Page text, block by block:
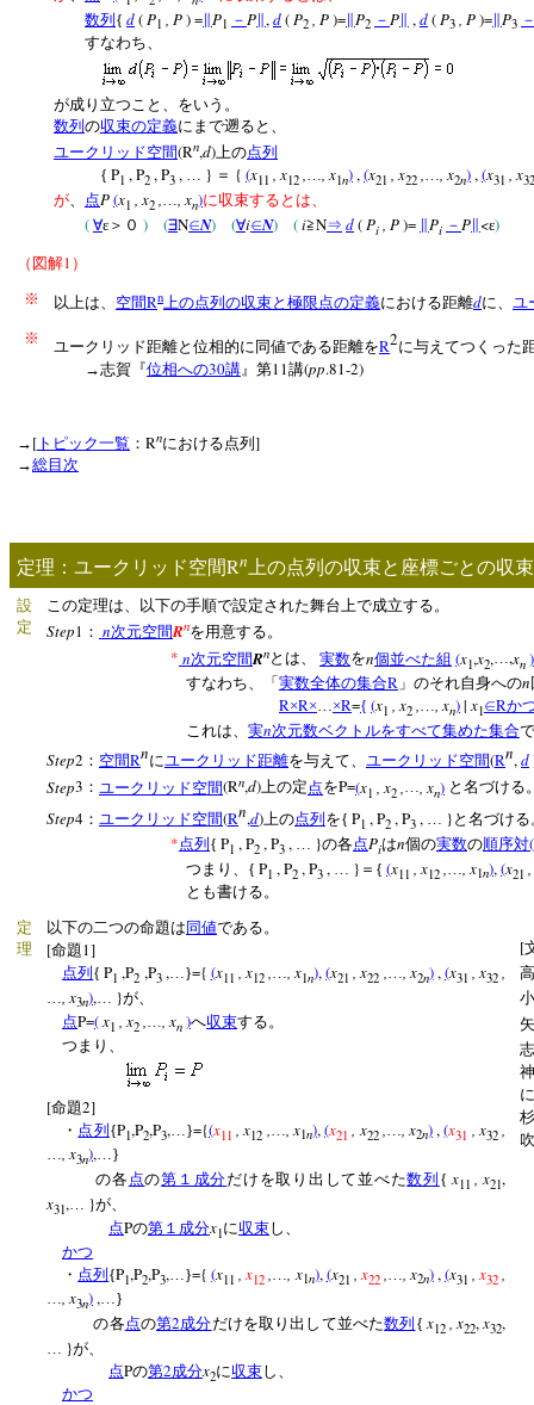
数列{ d( P1 , P) =∥ P1 － P∥ , d( P2 , P)=∥ P2 － P∥ , d( P3 , P)=∥ P3
すなわち、
が成り立つこと、をいう。
数列 の収束の定義にまで遡ると、
ユークリッド空間(Rn,d)上の点列
{ P1 , P2 , P3 , … } ＝ { (x11 , x12 ,…, x1n),(x21 , x22 ,…, x2n),(x31 , x
が、 点P(x1 , x2 ,…, xn)に収束するとは、
( ∀ε＞０ ) (∃N∈N) (∀i∈N) (i≧N⇒ d(Pi , P)= ∥Pi － P∥ <ε)
（図解1 ）
※
以上は、 空間Rn上の点列の収束と極限点の定義における距離dに、 ユ
※
ユークリッド距離と位相的に同値である距離をR2に与えてつくった
→志賀『位相への30講』第11講(pp.81-2)
→ [ トピック一覧 ： Rnにおける点列 ]
→総目次
定理：ユークリッド空間Rn 上の点列の収束と座標ごとの
設
定
この定理は、以下の手順で設定された舞台上で成立する。
Step1 ： n次元空間Rnを用意する。
* n次元空間Rnとは、 実数をn個並べた組 (x1,x2,…,xn )
すなわち、「 実数全体の集合R 」のそれ自身へのn
R×R×…×R={ (x1 , x2 ,…, xn)|x1∈Rか
これは、 実n次元数ベクトルをすべて集めた集合
Step2 ： 空間Rnにユークリッド距離を与えて、 ユークリッド空間(Rn,d
Step3 ： ユークリッド空間(Rn,d)上の定 点をP=(x1 , x2 … , xn) と名づける
Step4 ： ユークリッド空間(Rn,d)上の点列 を{ P1 , P2 , P3 , … } と名づけ
*点列 { P1 , P2 , P3 , … }の各点Piはn個の実数の順序対(
つまり、{ P1 , P2 , P3 , } ＝{ (x11 , x12 , , x1n),(x21
とも書ける。
定
理
以下の二つの命題は 同値である。
[命題1]
点列 { P1,P2 ,P3 ,…}={ (x11 , x12,…, x1n),(x21, x22 ,…, x2n),(x31 , x32,
, x3n), }が、
点P=(x1 , x2 ,…, xn )へ収束する。
つまり、
[命題2]
・ 点列 {P1,P2,P3, …}={(x11 , x12 , , x1n),(x21 , x22 , , x2n),(x31 , x32,
…, x3n),…}
の各 点の第１成分だけを取り出して並べた数列 { x11, x21,
x31, }が、
点Pの第１成分x1に収束し、
かつ
・ 点列 {P1,P2,P3, …}={(x11,x12 , , x1n),(x21 ,x22 , , x2n),(x31,x32 ,
…, x3n),…}
の各点の第2成分だけを取り出して並べた数列 { x12 , x22,x32,
}が、
点Pの第2成分x2に収束し、
かつ
[